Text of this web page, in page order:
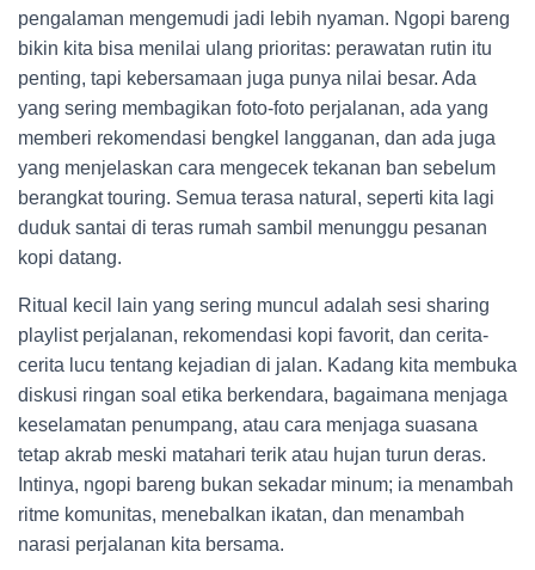
pengalaman mengemudi jadi lebih nyaman. Ngopi bareng
bikin kita bisa menilai ulang prioritas: perawatan rutin itu
penting, tapi kebersamaan juga punya nilai besar. Ada
yang sering membagikan foto-foto perjalanan, ada yang
memberi rekomendasi bengkel langganan, dan ada juga
yang menjelaskan cara mengecek tekanan ban sebelum
berangkat touring. Semua terasa natural, seperti kita lagi
duduk santai di teras rumah sambil menunggu pesanan
kopi datang.
Ritual kecil lain yang sering muncul adalah sesi sharing
playlist perjalanan, rekomendasi kopi favorit, dan cerita-
cerita lucu tentang kejadian di jalan. Kadang kita membuka
diskusi ringan soal etika berkendara, bagaimana menjaga
keselamatan penumpang, atau cara menjaga suasana
tetap akrab meski matahari terik atau hujan turun deras.
Intinya, ngopi bareng bukan sekadar minum; ia menambah
ritme komunitas, menebalkan ikatan, dan menambah
narasi perjalanan kita bersama.